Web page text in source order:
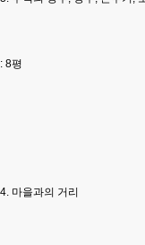
: 8평
4. 마을과의 거리